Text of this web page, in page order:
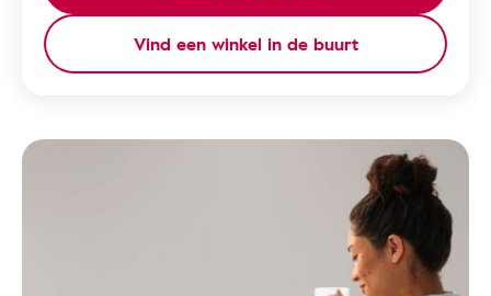
Vind een winkel in de buurt